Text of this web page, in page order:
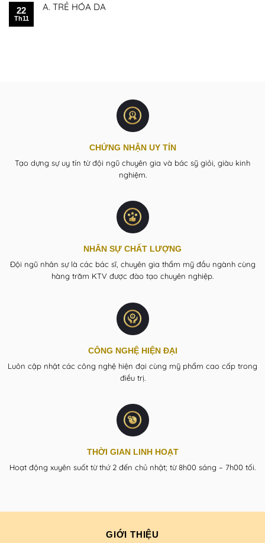
22
Th11
A. TRẺ HÓA DA
CHỨNG NHẬN UY TÍN
Tạo dựng sự uy tín từ đội ngũ chuyên gia và bác sỹ giỏi, giàu kinh
nghiệm.
NHÂN SỰ CHẤT LƯỢNG
Đội ngũ nhân sự là các bác sĩ, chuyên gia thẩm mỹ đầu ngành cùng
hàng trăm KTV được đào tạo chuyên nghiệp.
CÔNG NGHỆ HIỆN ĐẠI
Luôn cập nhật các công nghệ hiện đại cùng mỹ phẩm cao cấp trong
điều trị.
THỜI GIAN LINH HOẠT
Hoạt động xuyên suốt từ thứ 2 đến chủ nhật; từ 8h00 sáng – 7h00 tối.
GIỚI THIỆU